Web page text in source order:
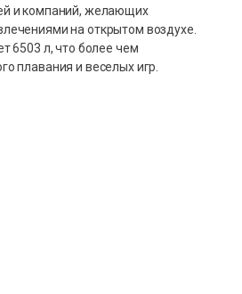
и компаний, желающих
на открытом воздухе.
6503 л, что более чем
плавания и веселых игр.